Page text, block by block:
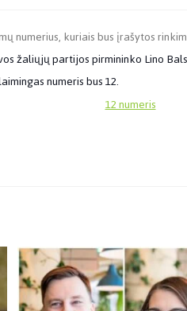
numerius, kuriais bus įrašytos
žaliųjų partijos pirmininko Lino
numeris bus 12.